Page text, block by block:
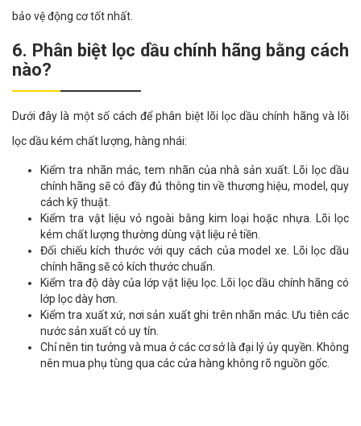
bảo vệ động cơ tốt nhất.
6. Phân biệt lọc dầu chính hãng bằng cách
nào?
Dưới đây là một số cách để phân biệt lõi lọc dầu chính hãng và lõi
lọc dầu kém chất lượng, hàng nhái:
Kiểm tra nhãn mác, tem nhãn của nhà sản xuất. Lõi lọc dầu
chính hãng sẽ có đầy đủ thông tin về thương hiệu, model, quy
cách kỹ thuật.
Kiểm tra vật liệu vỏ ngoài bằng kim loại hoặc nhựa. Lõi lọc
kém chất lượng thường dùng vật liệu rẻ tiền.
Đối chiếu kích thước với quy cách của model xe. Lõi lọc dầu
chính hãng sẽ có kích thước chuẩn.
Kiểm tra độ dày của lớp vật liệu lọc. Lõi lọc dầu chính hãng có
lớp lọc dày hơn.
Kiểm tra xuất xứ, nơi sản xuất ghi trên nhãn mác. Ưu tiên các
nước sản xuất có uy tín.
Chỉ nên tin tưởng và mua ở các cơ sở là đại lý ủy quyền. Không
nên mua phụ tùng qua các cửa hàng không rõ nguồn gốc.